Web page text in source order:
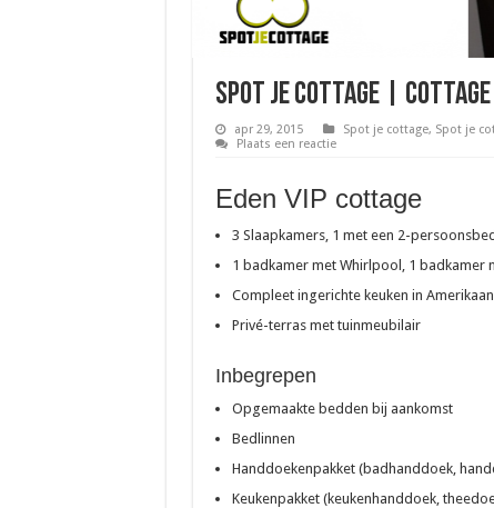
Spot je cottage | Cottage
apr 29, 2015 Spot je cottage, Spot je
Plaats een reactie
Eden VIP cottage
3 Slaapkamers, 1 met een 2-
1 badkamer met Whirlpool, 1 badkamer
Compleet ingerichte keuken in
Privé-terras met tuinmeubilair
Inbegrepen
Opgemaakte bedden bij aankomst
Bedlinnen
Handdoekenpakket (badhanddoek,
Keukenpakket (keukenhanddoek,